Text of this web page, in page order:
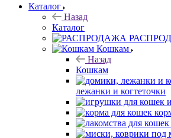
Каталог
Назад
Каталог
Кошкам
Назад
Кошкам
лежанки и когтеточки